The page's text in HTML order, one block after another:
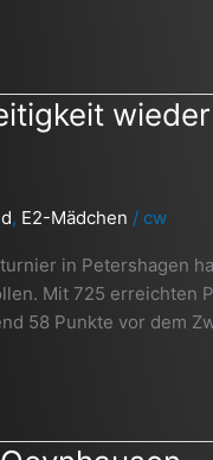
, E2-Mädchen / cw
in Petershagen
Mit 725 erreichten
58 Punkte vor dem